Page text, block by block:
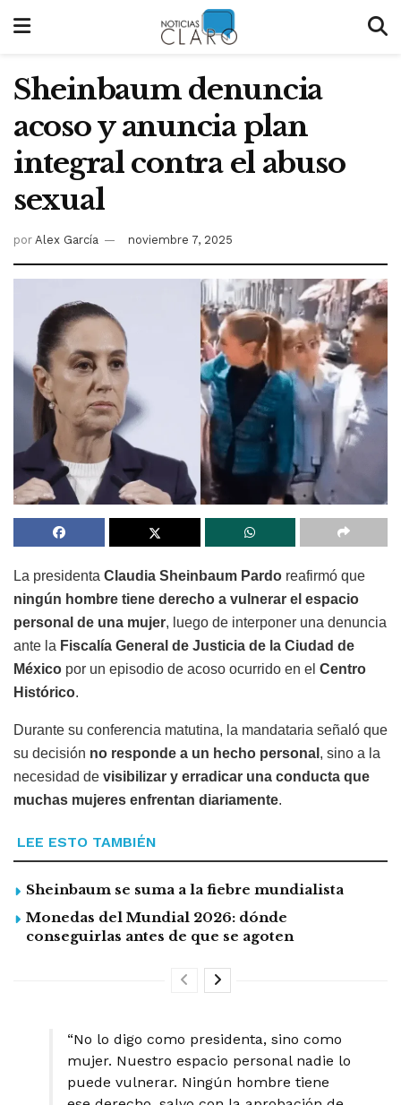
Sheinbaum denuncia
acoso y anuncia plan
integral contra el abuso
sexual
por Alex García noviembre 7, 2025
La presidenta Claudia Sheinbaum Pardo reafirmó que
ningún hombre tiene derecho a vulnerar el espacio
personal de una mujer, luego de interponer una denuncia
ante la Fiscalía General de Justicia de la Ciudad de
México por un episodio de acoso ocurrido en el Centro
Histórico.
Durante su conferencia matutina, la mandataria señaló que
su decisión no responde a un hecho personal , sino a la
necesidad de visibilizar y erradicar una conducta que
muchas mujeres enfrentan diariamente.
LEE ESTO TAMBIÉN
Sheinbaum se suma a la fiebre mundialista
Monedas del Mundial 2026: dónde
conseguirlas antes de que se agoten
“No lo digo como presidenta, sino como
mujer. Nuestro espacio personal nadie lo
puede vulnerar. Ningún hombre tiene